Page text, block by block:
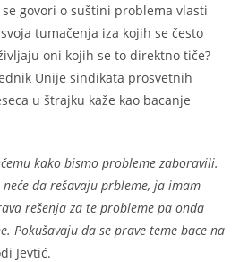
govori o suštini problema vlasti
tumačenja iza kojih se često
oni kojih se to direktno tiče?
Unije sindikata prosvetnih
u štrajku kaže kao bacanje
kako bismo probleme zaboravili.
da rešavaju prbleme, ja imam
rešenja za te probleme pa onda
Pokušavaju da se prave teme bace na
Jevtić.